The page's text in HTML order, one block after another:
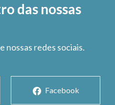
das nossas
nossas redes sociais.
Facebook